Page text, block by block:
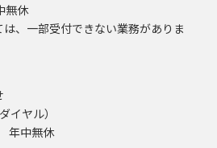
休
、一部受付できない業務がありま
ヤル）
年中無休